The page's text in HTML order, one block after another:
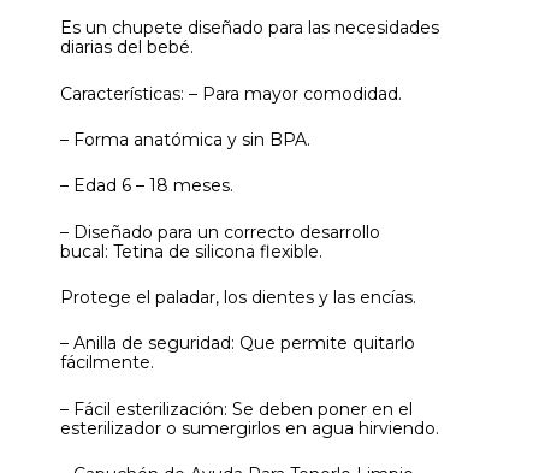
Es un chupete diseñado para las necesidades
diarias del bebé.
Características: – Para mayor comodidad.
– Forma anatómica y sin BPA.
– Edad 6 – 18 meses.
– Diseñado para un correcto desarrollo
bucal: Tetina de silicona flexible.
Protege el paladar, los dientes y las encías.
– Anilla de seguridad: Que permite quitarlo
fácilmente.
– Fácil esterilización: Se deben poner en el
esterilizador o sumergirlos en agua hirviendo.